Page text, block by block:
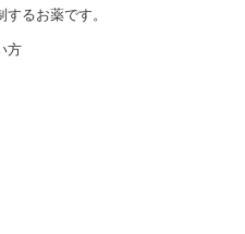
るお薬です。
方